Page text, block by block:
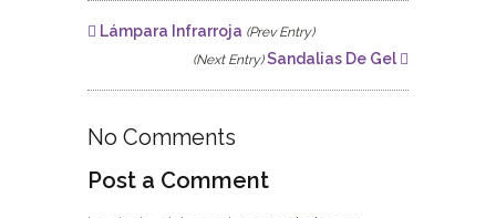
Lámpara Infrarroja (Prev Entry)
(Next Entry)Sandalias De Gel
No Comments
Post a Comment